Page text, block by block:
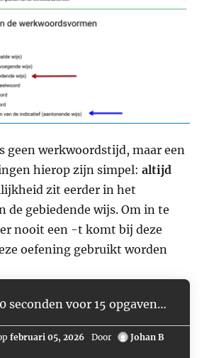
geen werkwoordstijd, maar een
hierop zijn simpel:altijd
zit eerder in het
de gebiedende wijs. Om in te
nooit een -t komt bij deze
oefening gebruikt worden
seconden voor 15 opgaven…
februari 05, 2026 Door Johan B